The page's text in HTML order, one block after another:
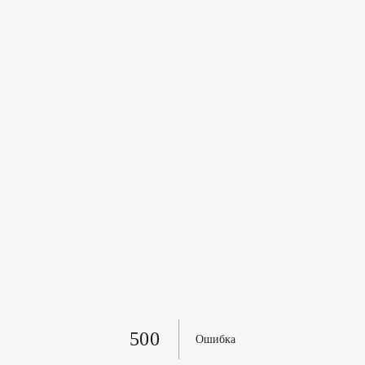
500 Ошибка